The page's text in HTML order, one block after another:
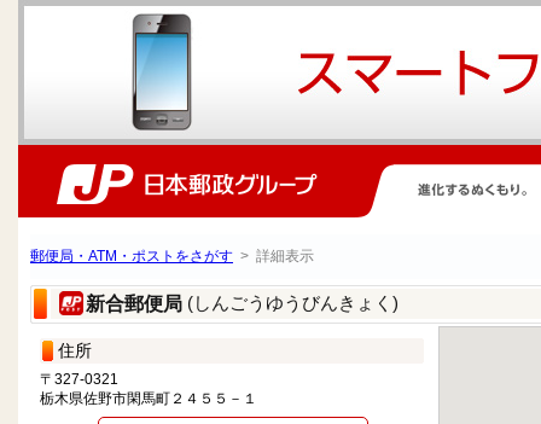
郵便局・ATM・ポストをさがす > 詳細表示
新合郵便局 (しんごうゆうびんきょく)
住所
〒327-0321
栃木県佐野市閑馬町２４５５－１